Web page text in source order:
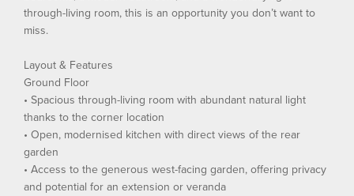
through-living room, this is an opportunity you don’t want to
miss.
Layout & Features
Ground Floor
• Spacious through-living room with abundant natural light
thanks to the corner location
• Open, modernised kitchen with direct views of the rear
garden
• Access to the generous west-facing garden, offering privacy
and potential for an extension or veranda